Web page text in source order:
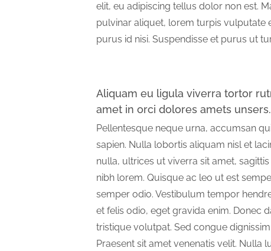
elit, eu adipiscing tellus dolor non est.
pulvinar aliquet, lorem turpis vulputate
purus id nisi. Suspendisse et purus ut
Aliquam eu ligula viverra tortor
amet in orci dolores amets unsers.
Pellentesque neque urna, accumsan
sapien. Nulla lobortis aliquam nisl et
nulla, ultrices ut viverra sit amet,
nibh lorem. Quisque ac leo ut est
semper odio. Vestibulum tempor
et felis odio, eget gravida enim. Donec
tristique volutpat. Sed congue
Praesent sit amet venenatis velit. Nulla